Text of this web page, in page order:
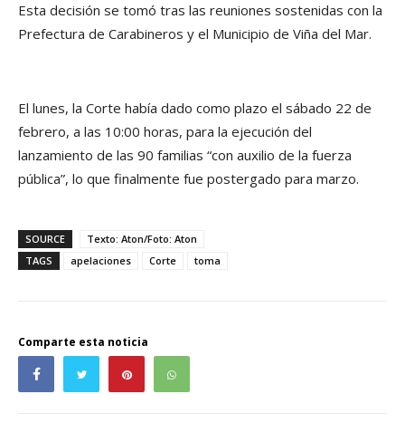
Esta decisión se tomó tras las reuniones sostenidas con la
Prefectura de Carabineros y el Municipio de Viña del Mar.
El lunes, la Corte había dado como plazo el sábado 22 de
febrero, a las 10:00 horas, para la ejecución del
lanzamiento de las 90 familias “con auxilio de la fuerza
pública”, lo que finalmente fue postergado para marzo.
SOURCE
Texto: Aton/Foto: Aton
TAGS
apelaciones Corte toma
Comparte esta noticia